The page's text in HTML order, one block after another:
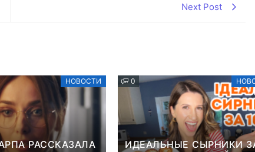
Next Post
НОВОСТИ
РАССКАЗАЛА
0
ИДЕАЛЬНЫЕ СЫРНИКИ